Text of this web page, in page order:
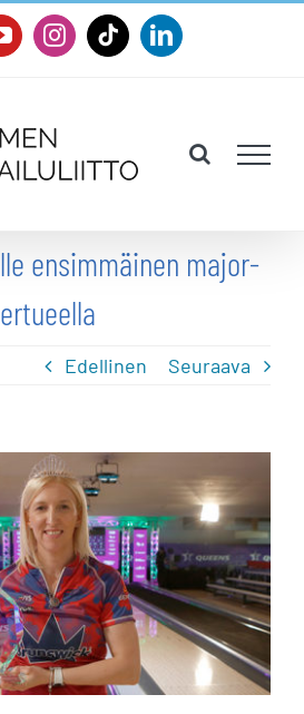
YouTubeInstagram
TiktokLinkedIn
ensimmäinen major-
Edellinen Seuraava